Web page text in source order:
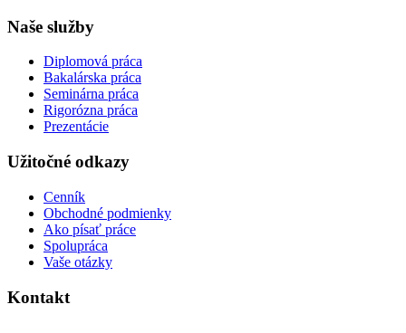
Naše služby
Diplomová práca
Bakalárska práca
Seminárna práca
Rigorózna práca
Prezentácie
Užitočné odkazy
Cenník
Obchodné podmienky
Ako písať práce
Spolupráca
Vaše otázky
Kontakt